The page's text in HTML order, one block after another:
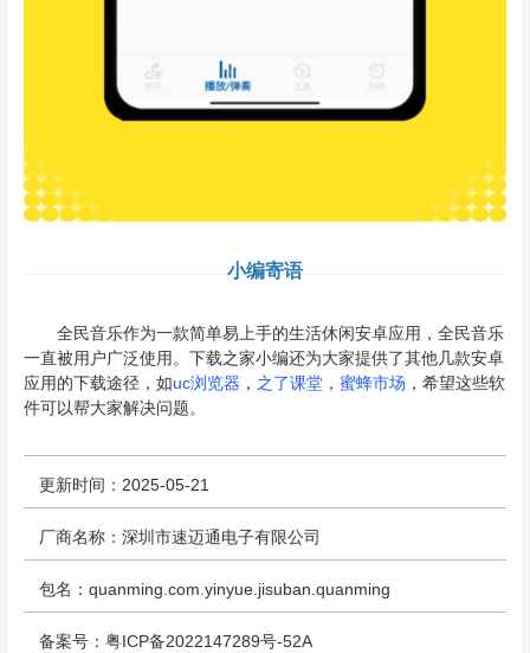
小编寄语
全民音乐作为一款简单易上手的生活休闲安卓应用，全民音乐
一直被用户广泛使用。下载之家小编还为大家提供了其他几款安卓
应用的下载途径，如uc浏览器 ， 之了课堂， 蜜蜂市场 ，希望这些软
件可以帮大家解决问题。
更新时间：2025-05-21
厂商名称：深圳市速迈通电子有限公司
包名：quanming.com.yinyue.jisuban.quanming
备案号：粤ICP备2022147289号-52A